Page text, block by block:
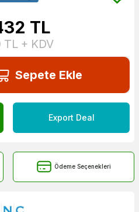
TL
TL + KDV
Sepete Ekle
Export Deal
Ödeme Seçenekleri